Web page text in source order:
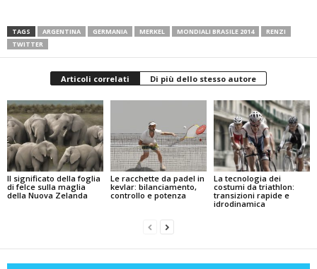
TAGS ARGENTINA GERMANIA MERKEL MONDIALI BRASILE 2014
RENZI
TWITTER
Articoli correlati Di più dello stesso autore
Il significato della foglia
di felce sulla maglia
della Nuova Zelanda
Le racchette da padel in
kevlar: bilanciamento,
controllo e potenza
La tecnologia dei
costumi da triathlon:
transizioni rapide e
idrodinamica